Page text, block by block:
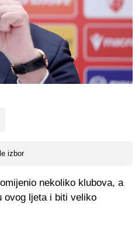
izbor
nekoliko klubova, a
ovog ljeta i biti veliko